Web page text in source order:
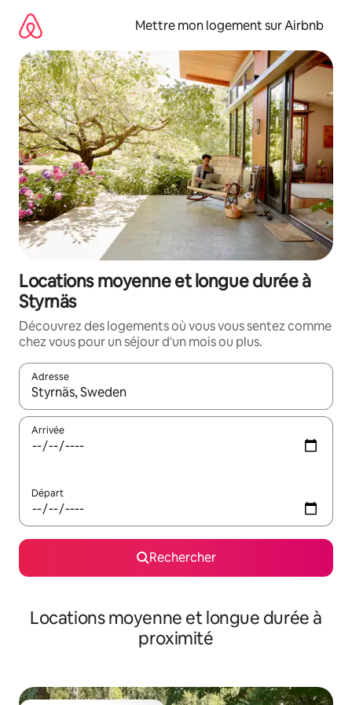
directement
contenu
Mettre mon logement sur Airbnb
Locations moyenne et longue durée à
Styrnäs
Découvrez des logements où vous vous sentez comme
chez vous pour un séjour d'un mois ou plus.
Adresse
Lorsque les résultats s'affichent, utilisez les flèches vers le
Arrivée
Départ
Rechercher
Locations moyenne et longue durée à
proximité